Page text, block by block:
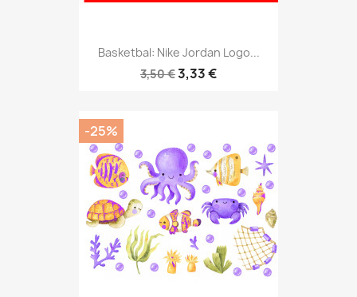
Basketbal: Nike Jordan Logo...
3,50 €3,33 €
-25%